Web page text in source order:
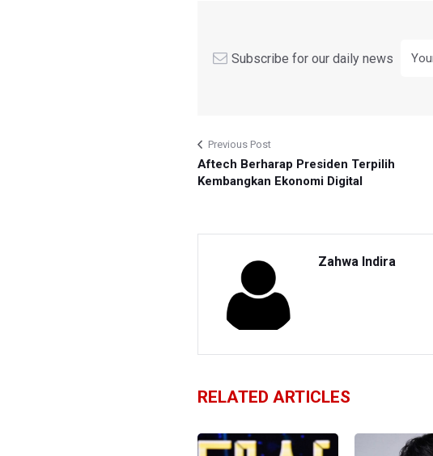
Subscribe for our daily news
Previous Post
Aftech Berharap Presiden Terpilih
Kembangkan Ekonomi Digital
Zahwa Indira
RELATED ARTICLES